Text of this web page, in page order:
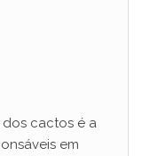
cactos é a
em